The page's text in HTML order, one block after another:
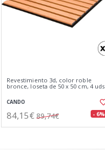
Revestimiento 3d, color roble
bronce, loseta de 50 x 50 cm, 4 uds
CANDO
84,15€ 89,74€ - 6%